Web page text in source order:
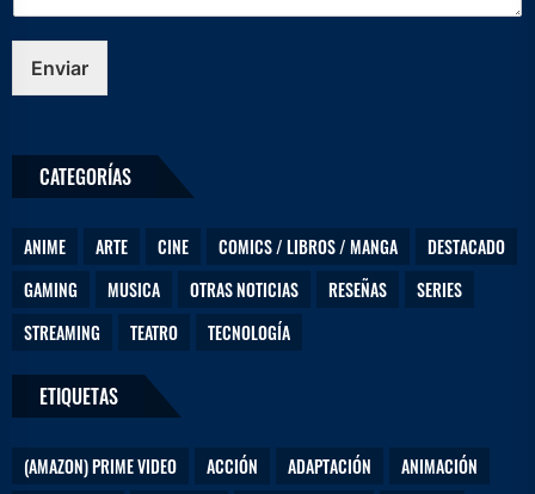
c
Enviar
CATEGORÍAS
ANIME ARTE CINE COMICS / LIBROS / MANGA
DESTACADO
GAMING
MUSICA OTRAS NOTICIAS RESEÑAS
SERIES
STREAMING
TEATRO TECNOLOGÍA
ETIQUETAS
(AMAZON) PRIME VIDEO ACCIÓN ADAPTACIÓN
ANIMACIÓN